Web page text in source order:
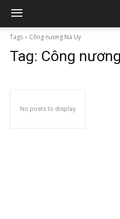
Tags Công nương Na Uy
Tag: Công
No posts to display